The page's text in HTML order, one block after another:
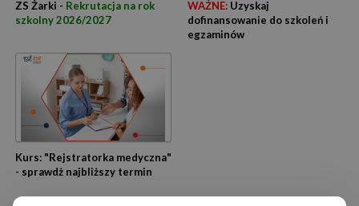
ZS Żarki - Rekrutacja na rok
szkolny 2026/2027
WAŻNE:Uzyskaj
dofinansowanie do szkoleń i
egzaminów
Kurs: "Rejstratorka medyczna"
- sprawdż najbliższy termin